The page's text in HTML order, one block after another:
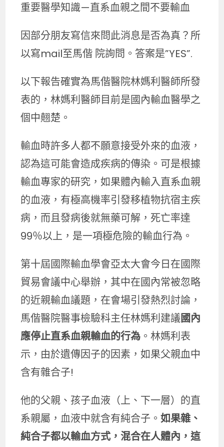
重要醫學知識—直系血親之間不要輸血
因部分朋友寫信來問此消息是否為真？所
以寫mail至馬偕 院詢問。答案是”YES”.
以下報告確實為馬偕醫院林媽利醫師所發
表的，林媽利醫師目前是國內輸血醫學之
個中翹楚。
輸血時許多人都不願意接受外來的血液，
認為這可能會造成疾病的傳染。可是根據
輸血專家的研究，如果體內輸入直系血親
的血液，有極高機率引發移植物抗宿主疾
病，而且發病後就無藥可解，死亡率達
99％以上，是一項極危險的輸血行為。
第十屆國際輸血學會亞太大會今日在國際
貿易會議中心舉辦，其中在國內常被忽略
的近親輸血議題，在會場引發熱烈討論，
馬偕醫院醫事檢驗科主任林媽利建議國內
應停止直系血親輸血的行為 。林媽利表
示，由於遺傳因子的因素，如果父親血中
含有雜合子!
他的父親、孩子血液（上、下一層）的直
系親屬，血液中就含有純合子。如果雜、
純合子都以輸血方式，混合在人體內，這